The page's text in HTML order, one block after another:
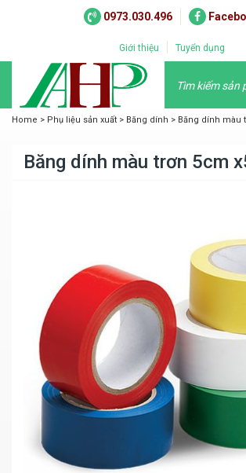
0973.030.496
Giới thiệu Tuyển dụng
Home > Phụ liệu sản xuất > Băng dính > Băng dính màu
Băng dính màu trơn 5cm